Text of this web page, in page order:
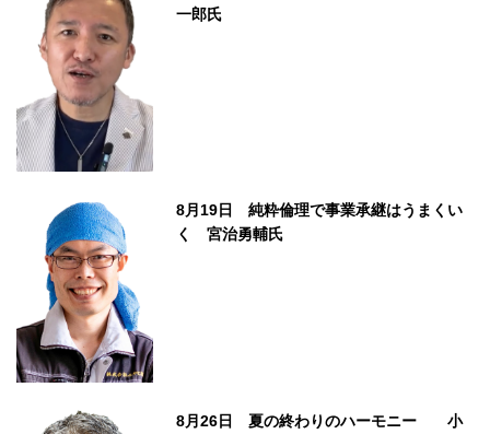
一郎氏
8月19日 純粋倫理で事業承継はうまくい
く 宮治勇輔氏
8月26日 夏の終わりのハーモニー 小